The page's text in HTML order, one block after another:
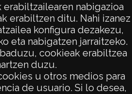
nabigazioa
erabiltzen ditu. Nahi izanez
konfigura dezakezu,
eta nabigatzen jarraitzeko.
cookieak erabiltzea
duzu.
u otros medios para
de usuario. Si lo desea,
PRIVACIDAD